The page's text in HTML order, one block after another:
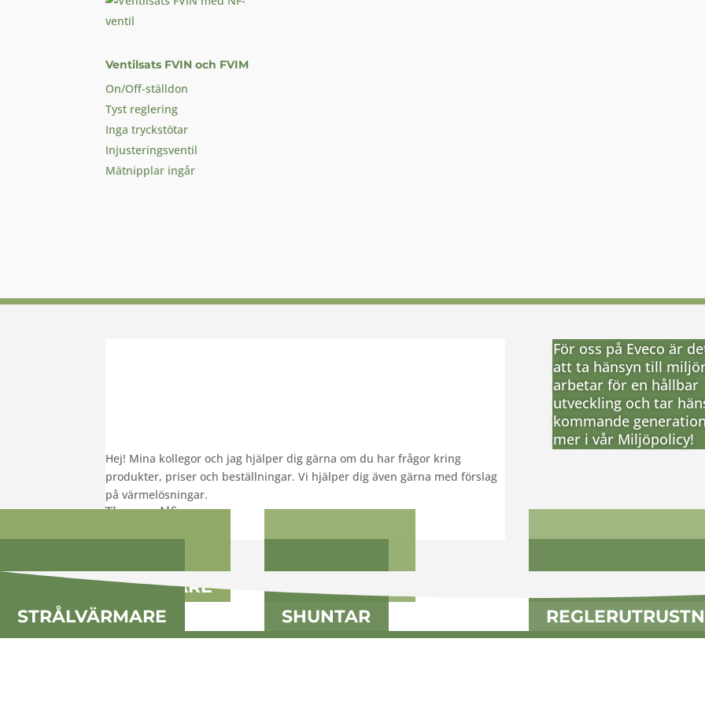
Ventilsats FVIN och FVIM
On/Off-ställdon
Tyst reglering
Inga tryckstötar
Injusteringsventil
Mätnipplar ingår
Hej! Mina kollegor och jag hjälper dig gärna om du har frågor kring
produkter, priser och beställningar. Vi hjälper dig även gärna med förslag
på värmelösningar.
Thomas Alfvegren
För oss på Eveco är
att ta hänsyn till
arbetar för en hållbar
utveckling och tar
kommande
mer i vår Miljöpolicy!
FLÄKTLUFTVÄRMARE LUFTRIDÅER
STRÅLVÄRMARE
SHUNTAR